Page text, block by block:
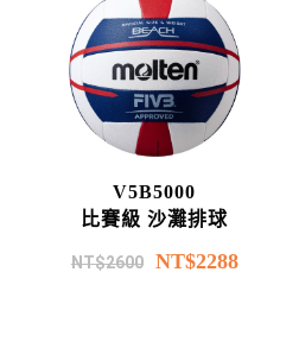
V5B5000
比賽級 沙灘排球
NT$2600 NT$2288